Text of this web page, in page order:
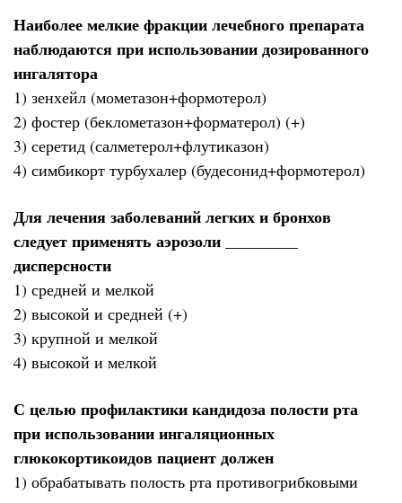
Наиболее мелкие фракции лечебного препарата
наблюдаются при использовании дозированного
ингалятора
1) зенхейл (мометазон+формотерол)
2) фостер (беклометазон+форматерол) (+)
3) серетид (салметерол+флутиказон)
4) симбикорт турбухалер (будесонид+формотерол)
Для лечения заболеваний легких и бронхов
следует применять аэрозоли _________
дисперсности
1) средней и мелкой
2) высокой и средней (+)
3) крупной и мелкой
4) высокой и мелкой
С целью профилактики кандидоза полости рта
при использовании ингаляционных
глюкокортикоидов пациент должен
1) обрабатывать полость рта противогрибковыми